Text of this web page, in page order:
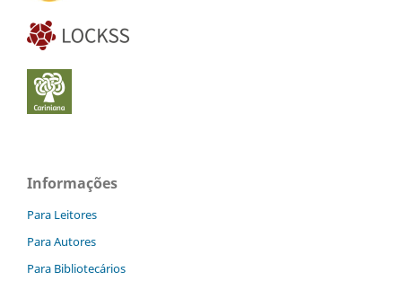
Informações
Para Leitores
Para Autores
Para Bibliotecários